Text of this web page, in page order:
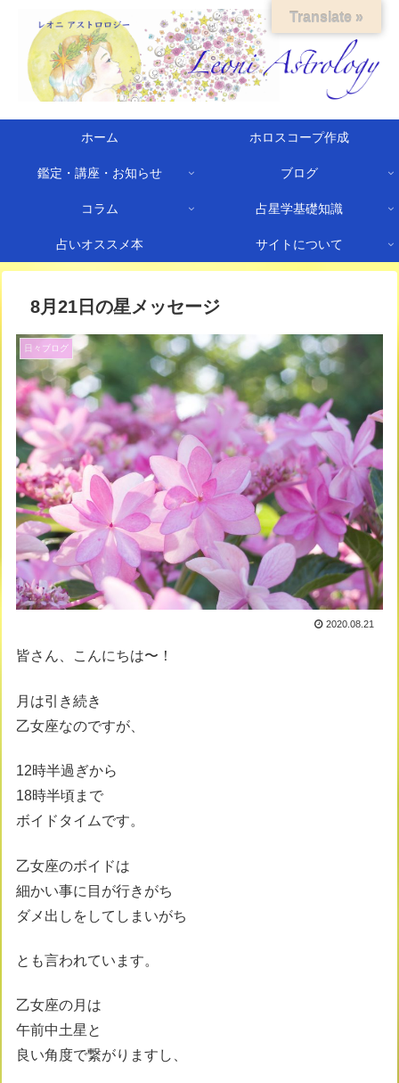
ホーム ホロスコープ作成
鑑定・講座・お知らせ ブログ
コラム 占星学基礎知識
占いオススメ本 サイトについて
8月21日の星メッセージ
日々ブログ
2020.08.21
皆さん、こんにちは〜！
月は引き続き
乙女座なのですが、
12時半過ぎから
18時半頃まで
ボイドタイムです。
乙女座のボイドは
細かい事に目が行きがち
ダメ出しをしてしまいがち
とも言われています。
乙女座の月は
午前中土星と
良い角度で繋がりますし、
Translate »